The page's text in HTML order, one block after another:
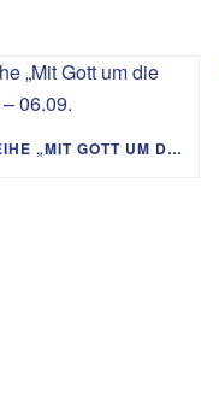
PREDIGTREIHE „MIT GOTT UM DIE WELT“ 02.08. – 06.09.